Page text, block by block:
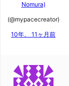
Nomura)
(@mypacecreator)
10年、 11ヶ月前